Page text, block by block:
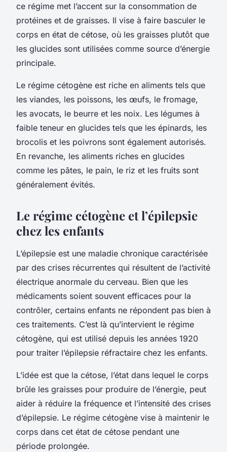
ce régime met l’accent sur la consommation de
protéines et de graisses. Il vise à faire basculer le
corps en état de cétose, où les graisses plutôt que
les glucides sont utilisées comme source d’énergie
principale.
Le régime cétogène est riche en aliments tels que
les viandes, les poissons, les œufs, le fromage,
les avocats, le beurre et les noix. Les légumes à
faible teneur en glucides tels que les épinards, les
brocolis et les poivrons sont également autorisés.
En revanche, les aliments riches en glucides
comme les pâtes, le pain, le riz et les fruits sont
généralement évités.
Le régime cétogène et l’épilepsie
chez les enfants
L’épilepsie est une maladie chronique caractérisée
par des crises récurrentes qui résultent de l’activité
électrique anormale du cerveau. Bien que les
médicaments soient souvent efficaces pour la
contrôler, certains enfants ne répondent pas bien à
ces traitements. C’est là qu’intervient le régime
cétogène, qui est utilisé depuis les années 1920
pour traiter l’épilepsie réfractaire chez les enfants.
L’idée est que la cétose, l’état dans lequel le corps
brûle les graisses pour produire de l’énergie, peut
aider à réduire la fréquence et l’intensité des crises
d’épilepsie. Le régime cétogène vise à maintenir le
corps dans cet état de cétose pendant une
période prolongée.